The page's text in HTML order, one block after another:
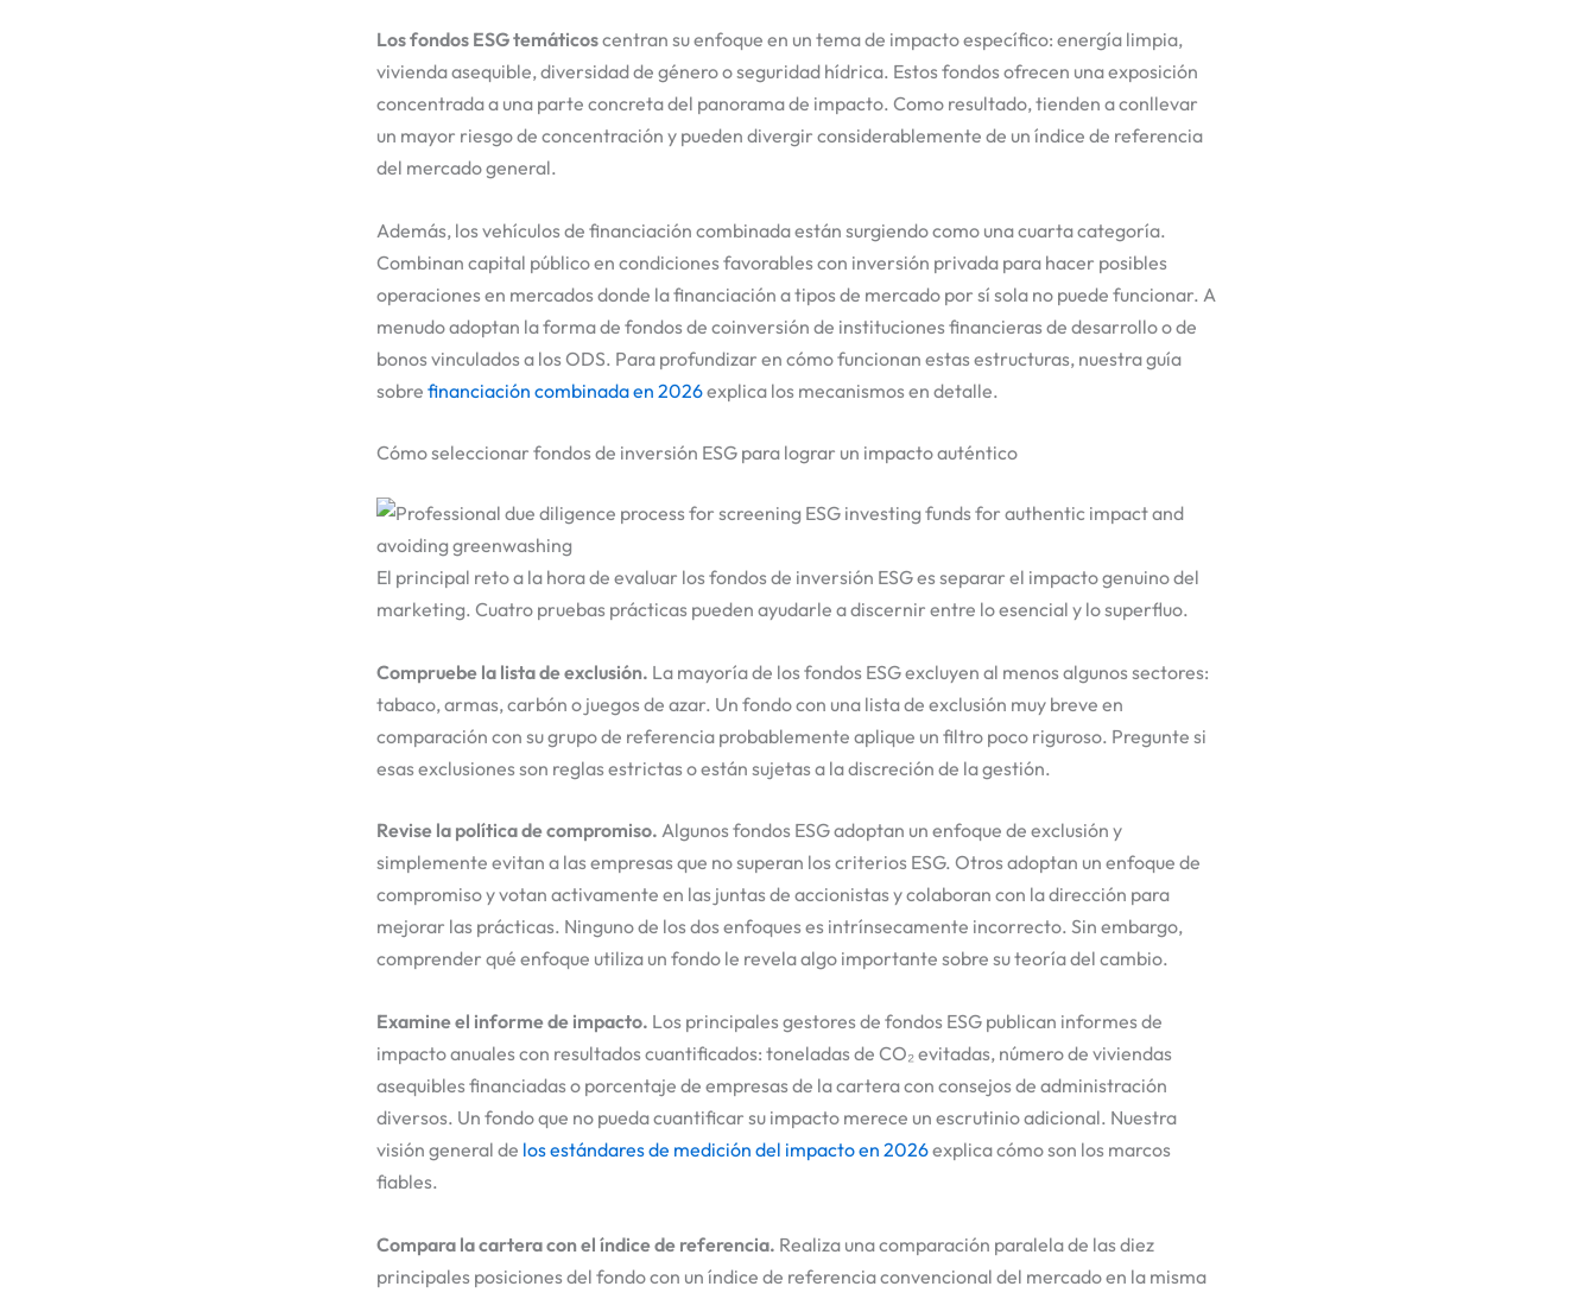
Los fondos ESG temáticoscentran su enfoque en un tema de impacto específico: energía limpia,
vivienda asequible, diversidad de género o seguridad hídrica. Estos fondos ofrecen una exposición
concentrada a una parte concreta del panorama de impacto. Como resultado, tienden a conllevar
un mayor riesgo de concentración y pueden divergir considerablemente de un índice de referencia
del mercado general.
Además, los vehículos de financiación combinada están surgiendo como una cuarta categoría.
Combinan capital público en condiciones favorables con inversión privada para hacer posibles
operaciones en mercados donde la financiación a tipos de mercado por sí sola no puede funcionar. A
menudo adoptan la forma de fondos de coinversión de instituciones financieras de desarrollo o de
bonos vinculados a los ODS. Para profundizar en cómo funcionan estas estructuras, nuestra guía
sobre financiación combinada en 2026explica los mecanismos en detalle.
Cómo seleccionar fondos de inversión ESG para lograr un impacto auténtico
El principal reto a la hora de evaluar los fondos de inversión ESG es separar el impacto genuino del
marketing. Cuatro pruebas prácticas pueden ayudarle a discernir entre lo esencial y lo superfluo.
Compruebe la lista de exclusión. La mayoría de los fondos ESG excluyen al menos algunos sectores:
tabaco, armas, carbón o juegos de azar. Un fondo con una lista de exclusión muy breve en
comparación con su grupo de referencia probablemente aplique un filtro poco riguroso. Pregunte si
esas exclusiones son reglas estrictas o están sujetas a la discreción de la gestión.
Revise la política de compromiso. Algunos fondos ESG adoptan un enfoque de exclusión y
simplemente evitan a las empresas que no superan los criterios ESG. Otros adoptan un enfoque de
compromiso y votan activamente en las juntas de accionistas y colaboran con la dirección para
mejorar las prácticas. Ninguno de los dos enfoques es intrínsecamente incorrecto. Sin embargo,
comprender qué enfoque utiliza un fondo le revela algo importante sobre su teoría del cambio.
Examine el informe de impacto. Los principales gestores de fondos ESG publican informes de
impacto anuales con resultados cuantificados: toneladas de CO₂ evitadas, número de viviendas
asequibles financiadas o porcentaje de empresas de la cartera con consejos de administración
diversos. Un fondo que no pueda cuantificar su impacto merece un escrutinio adicional. Nuestra
visión general de los estándares de medición del impacto en 2026explica cómo son los marcos
fiables.
Compara la cartera con el índice de referencia. Realiza una comparación paralela de las diez
principales posiciones del fondo con un índice de referencia convencional del mercado en la misma